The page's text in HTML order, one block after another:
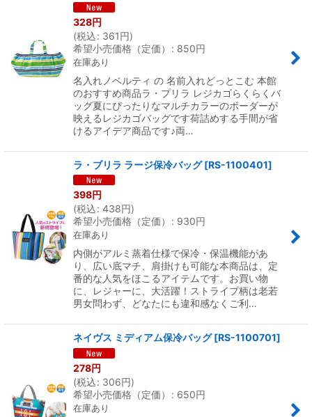
328円
(税込: 361円)
希望小売価格（定価）
: 850円
在庫あり
名入れノベルティ の 名前入れどっとこむ 本館
のおすすめ商品ラ・プリラ レジカゴらくらくバ
ッグ夏にぴったりなマルチカラーのボーダーが
映えるレジカゴバッグです荷詰めする手間が省
けるアイデア商品です♪両…
ラ・ブリラ ラージ保冷バッグ [RS-1100401]
398円
(税込: 438円)
希望小売価格（定価）
: 930円
在庫あり
内側がアルミ蒸着仕様で保冷・保温機能があ
り、広い底マチ、肩掛けも可能な本商品は、定
番的な人気をほこるアイテムです。お買い物
に、レジャーに、大活躍！ストライプ柄は老若
男女問わず、どなたにも違和感なくご利…
ネイヴス ミディアム保冷バッグ [RS-1100701]
278円
(税込: 306円)
希望小売価格（定価）
: 650円
在庫あり